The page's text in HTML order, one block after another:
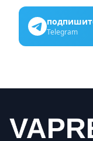
Telegram